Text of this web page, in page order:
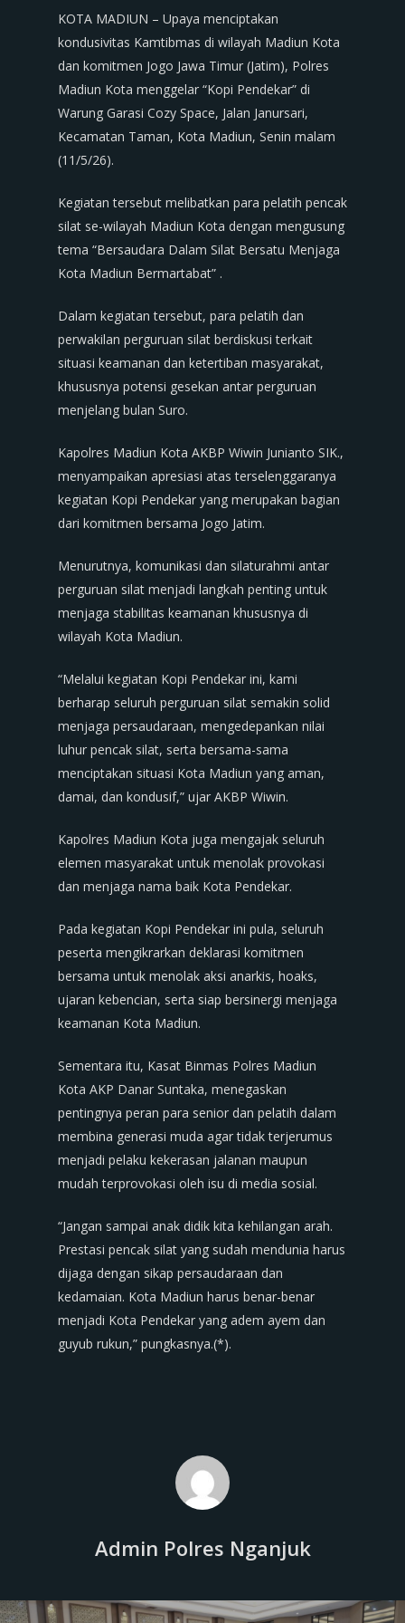
KOTA MADIUN – Upaya menciptakan
kondusivitas Kamtibmas di wilayah Madiun Kota
dan komitmen Jogo Jawa Timur (Jatim), Polres
Madiun Kota menggelar “Kopi Pendekar” di
Warung Garasi Cozy Space, Jalan Janursari,
Kecamatan Taman, Kota Madiun, Senin malam
(11/5/26).
Kegiatan tersebut melibatkan para pelatih pencak
silat se-wilayah Madiun Kota dengan mengusung
tema “Bersaudara Dalam Silat Bersatu Menjaga
Kota Madiun Bermartabat” .
Dalam kegiatan tersebut, para pelatih dan
perwakilan perguruan silat berdiskusi terkait
situasi keamanan dan ketertiban masyarakat,
khususnya potensi gesekan antar perguruan
menjelang bulan Suro.
Kapolres Madiun Kota AKBP Wiwin Junianto SIK.,
menyampaikan apresiasi atas terselenggaranya
kegiatan Kopi Pendekar yang merupakan bagian
dari komitmen bersama Jogo Jatim.
Menurutnya, komunikasi dan silaturahmi antar
perguruan silat menjadi langkah penting untuk
menjaga stabilitas keamanan khususnya di
wilayah Kota Madiun.
“Melalui kegiatan Kopi Pendekar ini, kami
berharap seluruh perguruan silat semakin solid
menjaga persaudaraan, mengedepankan nilai
luhur pencak silat, serta bersama-sama
menciptakan situasi Kota Madiun yang aman,
damai, dan kondusif,” ujar AKBP Wiwin.
Kapolres Madiun Kota juga mengajak seluruh
elemen masyarakat untuk menolak provokasi
dan menjaga nama baik Kota Pendekar.
Pada kegiatan Kopi Pendekar ini pula, seluruh
peserta mengikrarkan deklarasi komitmen
bersama untuk menolak aksi anarkis, hoaks,
ujaran kebencian, serta siap bersinergi menjaga
keamanan Kota Madiun.
Sementara itu, Kasat Binmas Polres Madiun
Kota AKP Danar Suntaka, menegaskan
pentingnya peran para senior dan pelatih dalam
membina generasi muda agar tidak terjerumus
menjadi pelaku kekerasan jalanan maupun
mudah terprovokasi oleh isu di media sosial.
“Jangan sampai anak didik kita kehilangan arah.
Prestasi pencak silat yang sudah mendunia harus
dijaga dengan sikap persaudaraan dan
kedamaian. Kota Madiun harus benar-benar
menjadi Kota Pendekar yang adem ayem dan
guyub rukun,” pungkasnya.(*).
Admin Polres Nganjuk